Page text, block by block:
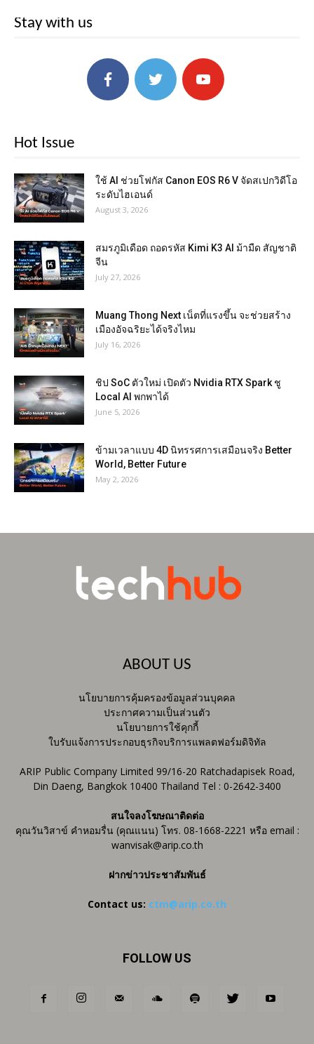
Stay with us
Hot Issue
ใช้ AI ช่วยโฟกัส Canon EOS R6 V จัดสเปกวิดีโอ
ระดับไฮเอนด์
August 3, 2026
สมรภูมิเดือด ถอดรหัส Kimi K3 AI ม้ามืด สัญชาติ
จีน
July 27, 2026
Muang Thong Next เน็ตที่แรงขึ้น จะช่วยสร้าง
เมืองอัจฉริยะได้จริงไหม
July 16, 2026
ชิป SoC ตัวใหม่ เปิดตัว Nvidia RTX Spark ชู
Local AI พกพาได้
June 5, 2026
ข้ามเวลาแบบ 4D นิทรรศการเสมือนจริง Better
World, Better Future
May 2, 2026
ABOUT US
นโยบายการคุ้มครองข้อมูลส่วนบุคคล
ประกาศความเป็นส่วนตัว
นโยบายการใช้คุกกี้
ใบรับแจ้งการประกอบธุรกิจบริการแพลตฟอร์มดิจิทัล
ARIP Public Company Limited 99/16-20 Ratchadapisek Road,
Din Daeng, Bangkok 10400 Thailand Tel : 0-2642-3400
สนใจลงโฆษณาติดต่อ
คุณวันวิสาข์ คำหอมรื่น (คุณแนน) โทร. 08-1668-2221 หรือ email :
wanvisak@arip.co.th
ฝากข่าวประชาสัมพันธ์
Contact us: ctm@arip.co.th
FOLLOW US